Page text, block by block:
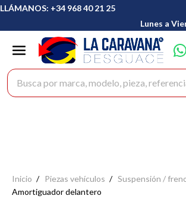
LLÁMANOS: +34 968 40 21 25
Lunes a
Buscar productos
Inicio Piezas vehículos
Suspensión /
Amortiguador delantero